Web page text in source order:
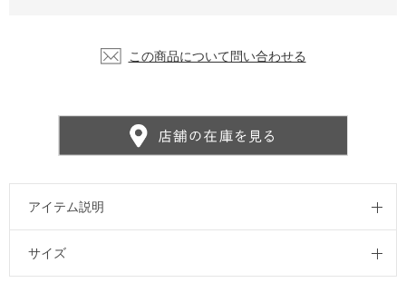
この商品について問い合わせる
アイテム説明
サイズ